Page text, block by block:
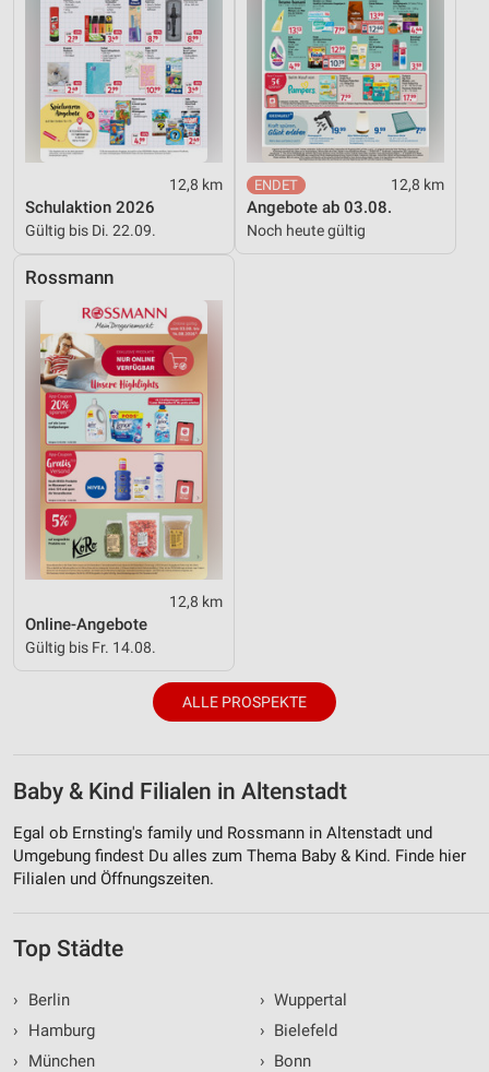
12,8 km
Schulaktion 2026
Gültig bis Di. 22.09.
12,8 km
Angebote ab 03.08.
Noch heute gültig
Rossmann
12,8 km
Online-Angebote
Gültig bis Fr. 14.08.
ALLE PROSPEKTE
Baby & Kind Filialen in Altenstadt
Egal ob Ernsting's family und Rossmann in Altenstadt und
Umgebung findest Du alles zum Thema Baby & Kind. Finde hier
Filialen und Öffnungszeiten.
Top Städte
›
Berlin
›
Hamburg
›
München
› Wuppertal
› Bielefeld
› Bonn